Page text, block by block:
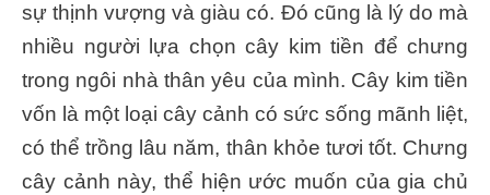
sự thịnh vượng và giàu có. Đó cũng là lý do mà
nhiều người lựa chọn cây kim tiền để chưng
trong ngôi nhà thân yêu của mình. Cây kim tiền
vốn là một loại cây cảnh có sức sống mãnh liệt,
có thể trồng lâu năm, thân khỏe tươi tốt. Chưng
cây cảnh này, thể hiện ước muốn của gia chủ